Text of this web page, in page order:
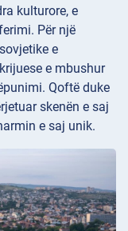
kulturore, e
Për një
e
e mbushur
Qoftë duke
skenën e saj
e saj unik.